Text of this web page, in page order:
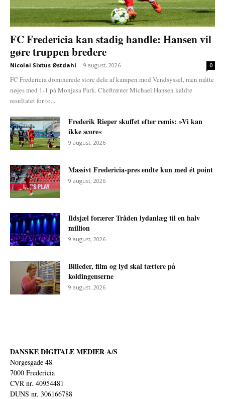
FC Fredericia kan stadig handle: Hansen vil
gøre truppen bredere
Nicolai Sixtus Østdahl - 9 august, 2026 0
FC Fredericia dominerede store dele af kampen mod Vendsyssel, men måtte
nøjes med 1-1 på Monjasa Park. Cheftræner Michael Hansen kaldte
resultatet for to...
Frederik Rieper skuffet efter remis: »Vi kan
ikke score«
9 august, 2026
Massivt Fredericia-pres endte kun med ét point
9 august, 2026
Ildsjæl forærer Tråden lydanlæg til en halv
million
9 august, 2026
Billeder, film og lyd skal tættere på
koldingenserne
9 august, 2026
DANSKE DIGITALE MEDIER A/S
Norgesgade 48
7000 Fredericia
CVR nr. 40954481
DUNS nr. 306166788